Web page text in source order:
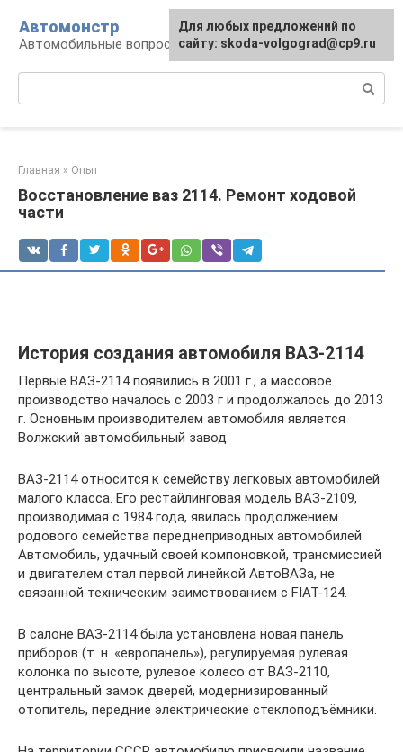
контенту
Автомонстр
Автомобильные вопросы и ответы
Главная » Опыт
Восстановление ваз 2114. Ремонт ходовой
части
История создания автомобиля ВАЗ-2114
Первые ВАЗ-2114 появились в 2001 г., а массовое
производство началось с 2003 г и продолжалось до 2013
г. Основным производителем автомобиля является
Волжский автомобильный завод.
ВАЗ-2114 относится к семейству легковых автомобилей
малого класса. Его рестайлинговая модель ВАЗ-2109,
производимая с 1984 года, явилась продолжением
родового семейства переднеприводных автомобилей.
Автомобиль, удачный своей компоновкой, трансмиссией
и двигателем стал первой линейкой АвтоВАЗа, не
связанной техническим заимствованием с FIAT-124.
В салоне ВАЗ-2114 была установлена новая панель
приборов (т. н. «европанель»), регулируемая рулевая
колонка по высоте, рулевое колесо от ВАЗ-2110,
центральный замок дверей, модернизированный
отопитель, передние электрические стеклоподъёмники.
Для любых предложений по
сайту: skoda-volgograd@cp9.ru